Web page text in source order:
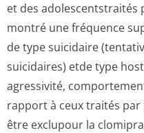
et des
montré une fréquence
de type suicidaire
suicidaires) etde type
agressivité,
rapport à ceux traités par
être exclupour la